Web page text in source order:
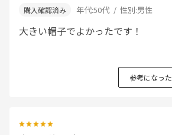
年代:50代 性別:男性
大きい帽子でよかったです！
参考になった